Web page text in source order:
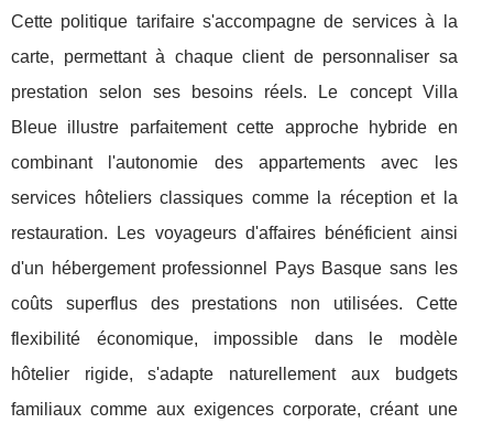
Cette politique tarifaire s'accompagne de services à la
carte, permettant à chaque client de personnaliser sa
prestation selon ses besoins réels. Le concept Villa
Bleue illustre parfaitement cette approche hybride en
combinant l'autonomie des appartements avec les
services hôteliers classiques comme la réception et la
restauration. Les voyageurs d'affaires bénéficient ainsi
d'un hébergement professionnel Pays Basque sans les
coûts superflus des prestations non utilisées. Cette
flexibilité économique, impossible dans le modèle
hôtelier rigide, s'adapte naturellement aux budgets
familiaux comme aux exigences corporate, créant une